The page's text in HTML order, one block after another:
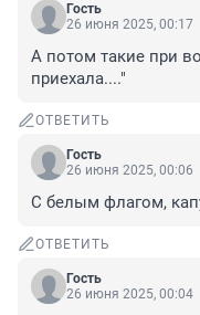
Гость
26 июня 2025, 00:17
А потом такие при
приехала...."
ОТВЕТИТЬ
Гость
26 июня 2025, 00:06
С белым флагом,
ОТВЕТИТЬ
Гость
26 июня 2025, 00:04